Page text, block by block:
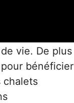
vie. De plus
bénéficier
chalets